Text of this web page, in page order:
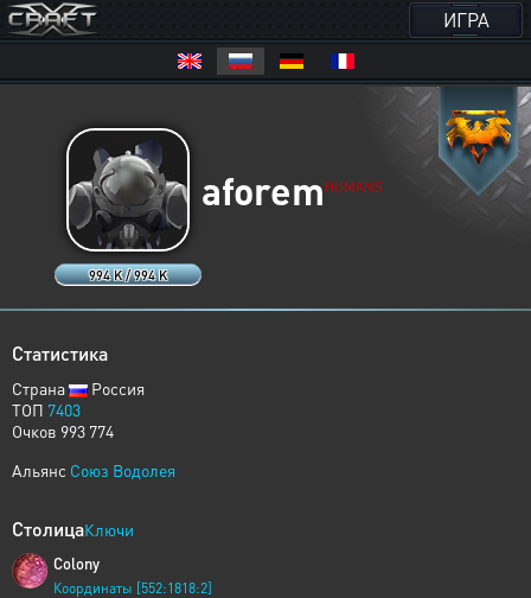
ИГРА
994 K / 994 K
aforem HUMANS
Статистика
Страна
Россия
ТОП 7403
Очков 993 774
Альянс Союз Водолея
СтолицаКлючи
Colony
Координаты [552:1818:2]